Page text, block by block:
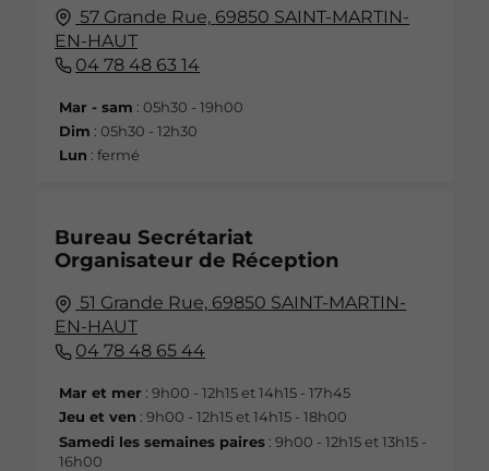
57 Grande Rue, 69850 SAINT-MARTIN-
EN-HAUT
04 78 48 63 14
Mar - sam : 05h30 - 19h00
Dim : 05h30 - 12h30
Lun : fermé
Bureau Secrétariat
Organisateur de Réception
51 Grande Rue, 69850 SAINT-MARTIN-
EN-HAUT
04 78 48 65 44
Mar et mer : 9h00 - 12h15 et 14h15 - 17h45
Jeu et ven : 9h00 - 12h15 et 14h15 - 18h00
Samedi les semaines paires : 9h00 - 12h15 et 13h15 -
16h00